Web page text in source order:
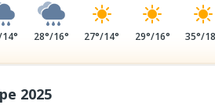
14° 28°/16° 27°/14° 29°/16° 35°/
2025